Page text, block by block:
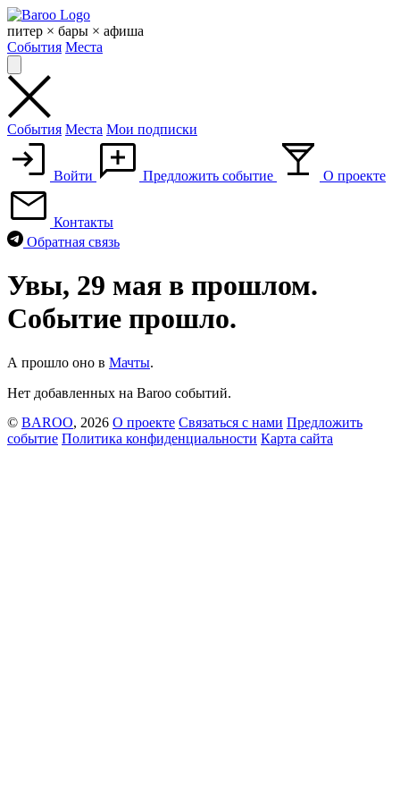
Skip
to
content
питер × бары × афиша
События Места
События Места Мои подписки
Войти Предложить событие О проекте
Контакты
Обратная связь
Увы, 29 мая в прошлом.
Событие прошло.
А прошло оно в Мачты.
Нет добавленных на Baroo событий.
© BAROO, 2026 О проекте Связаться с нами Предложить
событие Политика конфиденциальности Карта сайта